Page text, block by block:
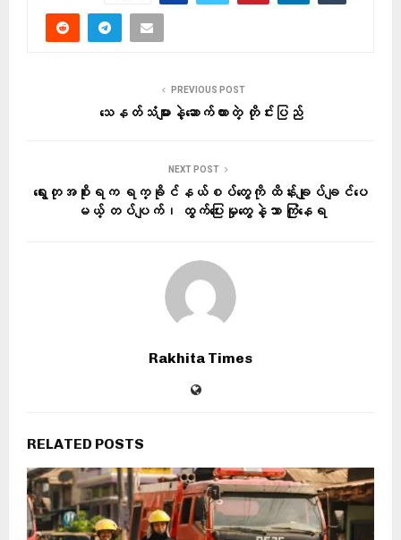
PREVIOUS POST
သေနတ်သံများနဲ့ဆောက်ထားတဲ့ တိုင်းပြည်
NEXT POST
ရွေးတုအစိုးရက ရက္ခိုင်နယ်စပ်တွေကို ထိန်းချုပ်ချင်ပေ
မယ့် တပ်ပျက်၊ ထွက်ပြေးမှုတွေနဲ့သာ ကြုံနေရ
Rakhita Times
RELATED POSTS